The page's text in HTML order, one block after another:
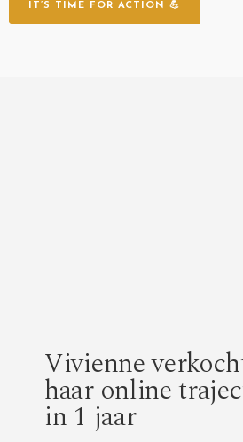
IT’S TIME FOR ACTION 💪
Vivienne
haar online
in 1 jaar